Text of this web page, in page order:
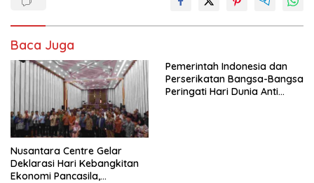
Baca Juga
Nusantara Centre Gelar
Deklarasi Hari Kebangkitan
Ekonomi Pancasila,
Pemerintah Indonesia dan
Perserikatan Bangsa-Bangsa
Peringati Hari Dunia Anti